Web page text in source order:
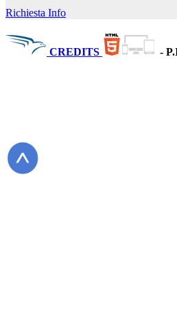
Richiesta Info
CREDITS -